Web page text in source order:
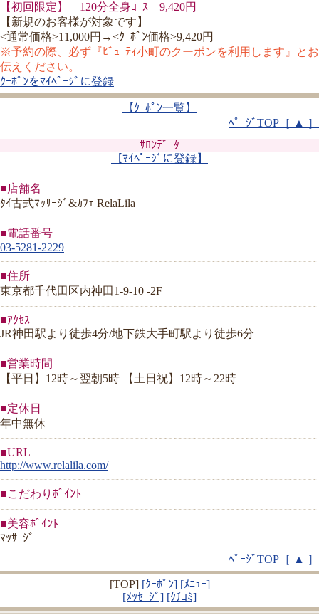
【初回限定】 120分全身ｺｰｽ 9,420円
【新規のお客様が対象です】
<通常価格>11,000円→<ｸｰﾎﾟﾝ価格>9,420円
※予約の際、必ず『ﾋﾞｭｰﾃｨ小町のクーポンを利用します』とお
伝えください。
ｸｰﾎﾟﾝをﾏｲﾍﾟｰｼﾞに登録
【ｸｰﾎﾟﾝ一覧】
ﾍﾟｰｼﾞTOP［ ▲ ］
ｻﾛﾝﾃﾞｰﾀ
【ﾏｲﾍﾟｰｼﾞに登録】
■店舗名
ﾀｲ古式ﾏｯｻｰｼﾞ&ｶﾌｪ RelaLila
■電話番号
03-5281-2229
■住所
東京都千代田区内神田1-9-10 -2F
■ｱｸｾｽ
JR神田駅より徒歩4分/地下鉄大手町駅より徒歩6分
■営業時間
【平日】12時～翌朝5時 【土日祝】12時～22時
■定休日
年中無休
■URL
http://www.relalila.com/
■こだわりﾎﾟｲﾝﾄ
■美容ﾎﾟｲﾝﾄ
ﾏｯｻｰｼﾞ
ﾍﾟｰｼﾞTOP［ ▲ ］
[TOP] [ｸｰﾎﾟﾝ] [ﾒﾆｭｰ]
[ﾒｯｾｰｼﾞ] [ｸﾁｺﾐ]